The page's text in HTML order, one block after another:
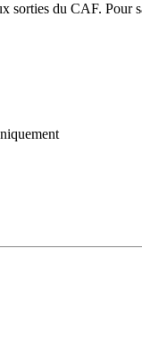
sorties du CAF. Pour